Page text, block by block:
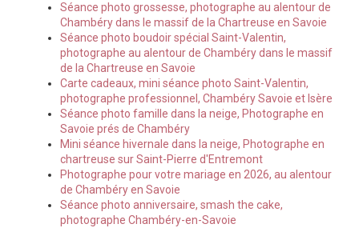
Séance photo grossesse, photographe au alentour de
Chambéry dans le massif de la Chartreuse en Savoie
Séance photo boudoir spécial Saint-Valentin,
photographe au alentour de Chambéry dans le massif
de la Chartreuse en Savoie
Carte cadeaux, mini séance photo Saint-Valentin,
photographe professionnel, Chambéry Savoie et Isère
Séance photo famille dans la neige, Photographe en
Savoie prés de Chambéry
Mini séance hivernale dans la neige, Photographe en
chartreuse sur Saint-Pierre d'Entremont
Photographe pour votre mariage en 2026, au alentour
de Chambéry en Savoie
Séance photo anniversaire, smash the cake,
photographe Chambéry-en-Savoie